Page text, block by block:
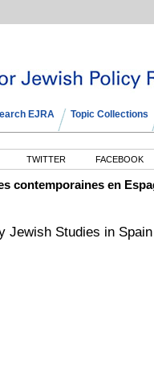
EJRA Topic Collections
TWITTER FACEBOOK
contemporaines en
Jewish Studies in Spain